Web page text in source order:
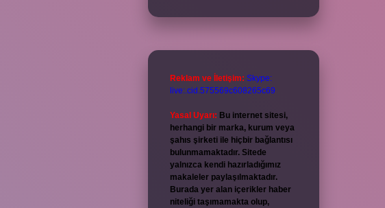
Reklam ve İletişim: Skype:
live:.cid.575569c608265c69
Yasal Uyarı: Bu internet sitesi,
herhangi bir marka, kurum veya
şahıs şirketi ile hiçbir bağlantısı
bulunmamaktadır. Sitede
yalnızca kendi hazırladığımız
makaleler paylaşılmaktadır.
Burada yer alan içerikler haber
niteliği taşımamakta olup,